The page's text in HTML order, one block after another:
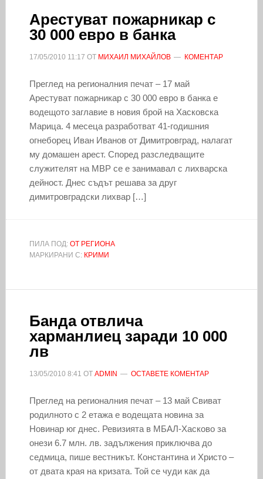
Арестуват пожарникар с
30 000 евро в банка
17/05/2010 11:17 ОТ МИХАИЛ МИХАЙЛОВ КОМЕНТАР
Преглед на регионалния печат – 17 май
Арестуват пожарникар с 30 000 евро в банка е
водещото заглавие в новия брой на Хасковска
Марица. 4 месеца разработват 41-годишния
огнеборец Иван Иванов от Димитровград, налагат
му домашен арест. Според разследващите
служителят на МВР се е занимавал с лихварска
дейност. Днес съдът решава за друг
димитровградски лихвар […]
ПИЛА ПОД: ОТ РЕГИОНА
МАРКИРАНИ С: КРИМИ
Банда отвлича
харманлиец заради 10 000
лв
13/05/2010 8:41 ОТ ADMIN ОСТАВЕТЕ КОМЕНТАР
Преглед на регионалния печат – 13 май Свиват
родилното с 2 етажа е водещата новина за
Новинар юг днес. Ревизията в МБАЛ-Хасково за
онези 6.7 млн. лв. задължения приключва до
седмица, пише вестникът. Константина и Христо –
от двата края на кризата. Той се чуди как да